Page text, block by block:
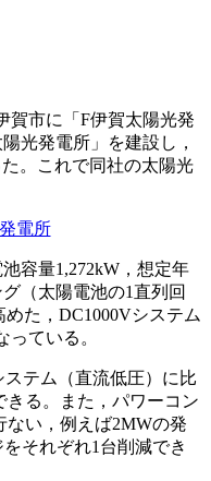
賀市に「F伊賀太陽光発
光発電所」を建設し，
。これで同社の太陽光
容量1,272kW，想定年
（太陽電池の1直列回
た，DC1000Vシステム
ている。
テム（直流低圧）に比
きる。また，パワーコン
ない，例えば2MWの発
それぞれ1台削減でき